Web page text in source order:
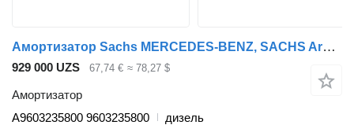
Амортизатор Sachs MERCEDES-BENZ, SACHS Arocs 2635 (01.13-) A9603235800 для тягача Mercedes-Benz Actros MP4 Antos Arocs (2012-)
929 000 UZS 67,74 € ≈ 78,27 $
Амортизатор
A9603235800 9603235800
дизель